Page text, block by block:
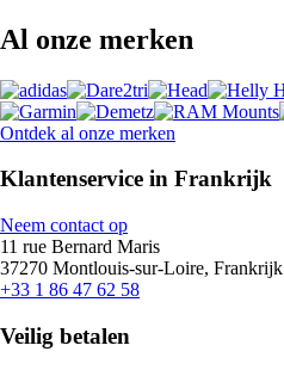
Al onze merken
Ontdek al onze merken
Klantenservice in Frankrijk
Neem contact op
11 rue Bernard Maris
37270 Montlouis-sur-Loire, Frankrijk
+33 1 86 47 62 58
Veilig betalen